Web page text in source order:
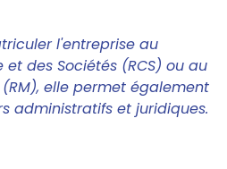
l'entreprise au
des Sociétés (RCS) ou au
elle permet également
administratifs et juridiques.